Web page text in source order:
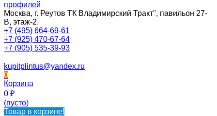
Москва, г. Реутов ТК Владимирский Тракт", павильон 27-
В, этаж-2.
+7 (495) 664-69-61
+7 (925) 470-67-64
+7 (905) 535-39-93
kupitplintus@yandex.ru
0
Корзина
0 ₽
(пусто)
Товар в корзине!